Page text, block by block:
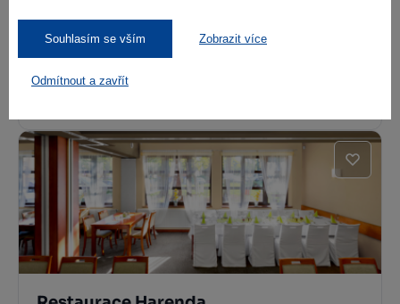
Souhlasím se vším Zobrazit více
Odmítnout a zavřít
Restaurace Club